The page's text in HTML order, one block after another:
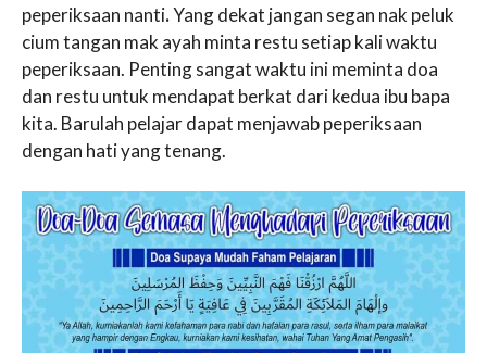
peperiksaan nanti.Yang dekat jangan segan nak peluk
cium tangan mak ayah minta restu setiap kali waktu
peperiksaan. Penting sangat waktu ini meminta doa
dan restu untuk mendapat berkat dari kedua ibu bapa
kita. Barulah pelajar dapat menjawab peperiksaan
dengan hati yang tenang.